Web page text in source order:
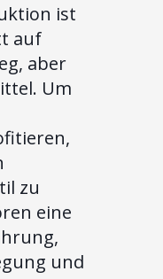
ist
auf
aber
Um
zu
eine
und